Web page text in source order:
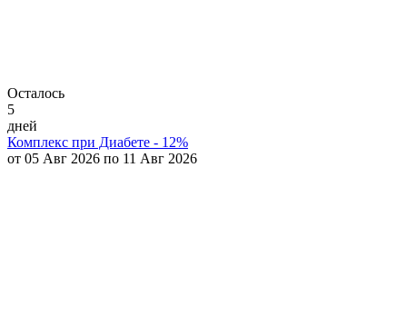
Осталось
5
дней
Комплекс при Диабете - 12%
от 05 Авг 2026 по 11 Авг 2026